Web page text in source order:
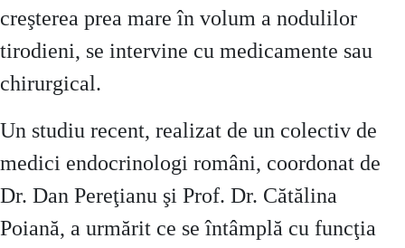
creşterea prea mare în volum a nodulilor
tirodieni, se intervine cu medicamente sau
chirurgical.
Un studiu recent, realizat de un colectiv de
medici endocrinologi români, coordonat de
Dr. Dan Pereţianu şi Prof. Dr. Cătălina
Poiană, a urmărit ce se întâmplă cu funcţia